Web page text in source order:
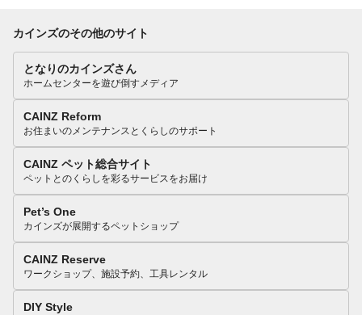
カインズのその他のサイト
となりのカインズさん
ホームセンターを遊び倒すメディア
CAINZ Reform
お住まいのメンテナンスとくらしのサポート
CAINZ ペット総合サイト
ペットとのくらしを彩るサービスをお届け
Pet’s One
カインズが展開するペットショップ
CAINZ Reserve
ワークショップ、施設予約、工具レンタル
DIY Style